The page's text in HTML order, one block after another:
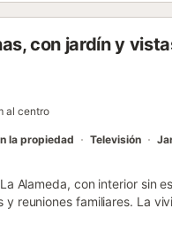
castillos históricos y
con jardín y
al centro
la propiedad Televisión
Alameda, con interior sin
reuniones familiares. La
Es una casa de